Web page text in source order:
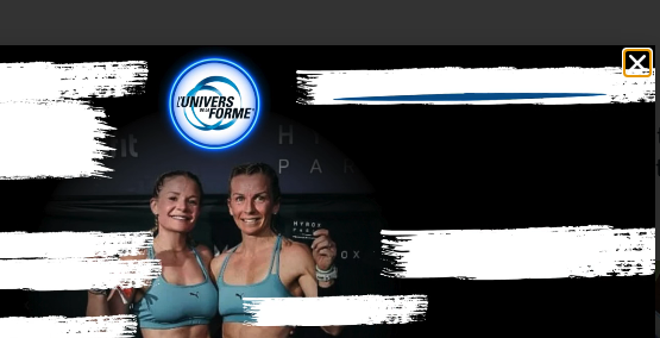
collation saine et délicieuse.
chiches ou de lentilles pour une teneur plus élevée en
à base de pois chiches qui peut être utilisée comme